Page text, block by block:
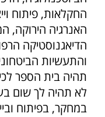
החקלאות, פיתוח
האנרגיה הירוקה,
הדיאגנוסטיקה
והתעשיות
תהיה בית הספר
לא תהיה לך שום
במחקר, בפיתוח